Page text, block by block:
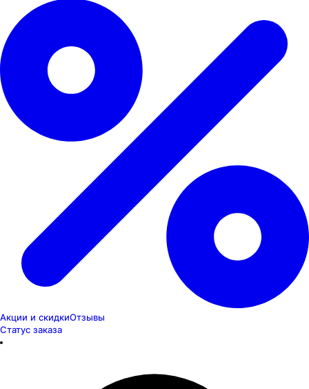
Акции и скидкиОтзывы
Статус заказа